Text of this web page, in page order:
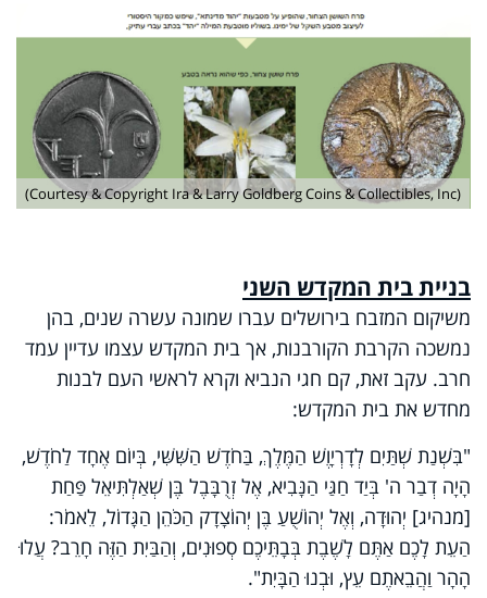
(Courtesy & Copyright Ira & Larry Goldberg Coins & Collectibles, Inc)
בניית בית המקדש השני
משיקום המזבח בירושלים עברו שמונה עשרה שנים, בהן
נמשכה הקרבת הקורבנות, אך בית המקדש עצמו עדיין עמד
חרב. עקב זאת, קם חגי הנביא וקרא לראשי העם לבנות
מחדש את בית המקדש:
"בִּשְׁנַת שְׁתַּיִם לְדָרְיָוֶשׁ הַמֶּלֶךְ, בַּחֹדֶשׁ הַשִּׁשִּׁי, בְּיוֹם אֶחָד לַחֹדֶשׁ,
הָיָה דְבַר ה' בְּיַד חַגַּי הַנָּבִיא, אֶל זְרֻבָּבֶל בֶּן שְׁאַלְתִּיאֵל פַּחַת
[מנהיג] יְהוּדָה, וְאֶל יְהוֹשֻׁעַ בֶּן יְהוֹצָדָק הַכֹּהֵן הַגָּדוֹל, לֵאמֹר:
הַעֵת לָכֶם אַתֶּם לָשֶׁבֶת בְּבָתֵּיכֶם סְפוּנִים, וְהַבַּיִת הַזֶּה חָרֵב? עֲלוּ
הָהָר וַהֲבֵאתֶם עֵץ, וּבְנוּ הַבָּיִת".